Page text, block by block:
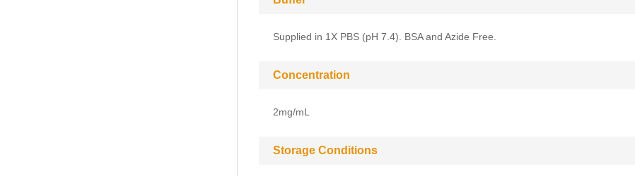
Supplied in 1X PBS (pH 7.4). BSA and Azide Free.
Concentration
2mg/mL
Storage Conditions